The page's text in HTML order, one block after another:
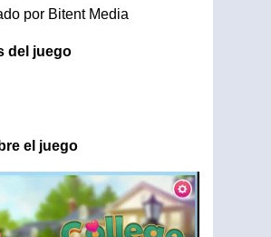
por Bitent Media
del juego
el juego